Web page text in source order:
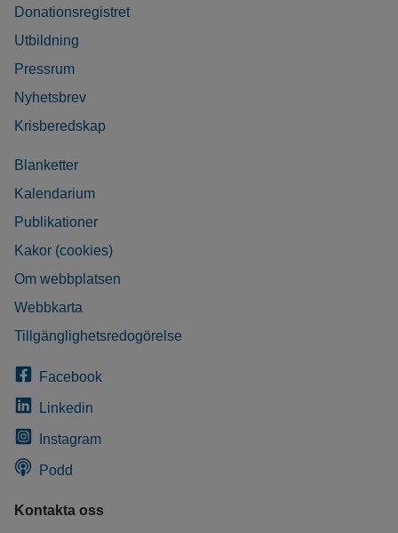
Donationsregistret
Utbildning
Pressrum
Nyhetsbrev
Krisberedskap
Blanketter
Kalendarium
Publikationer
Kakor (cookies)
Om webbplatsen
Webbkarta
Tillgänglighetsredogörelse
Facebook
Linkedin
Instagram
Podd
Kontakta oss